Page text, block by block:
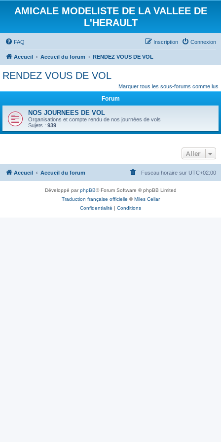
AMICALE MODELISTE DE LA VALLEE DE
L'HERAULT
FAQ Connexion
Inscription
Accueil Accueil du forum RENDEZ VOUS DE VOL
RENDEZ VOUS DE VOL
Marquer tous les sous-forums comme lus
Forum
NOS JOURNEES DE VOL
Organisations et compte rendu de nos journées de vols
Sujets : 939
Aller
Accueil Accueil du forum Fuseau horaire sur UTC+02:00
Développé parphpBB® Forum Software © phpBB Limited
Traduction française officielle ©Miles Cellar
Confidentialité | Conditions